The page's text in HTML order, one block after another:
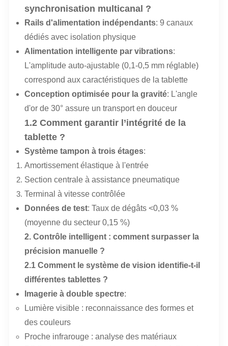
synchronisation multicanal ?
Rails d'alimentation indépendants: 9 canaux
dédiés avec isolation physique
Alimentation intelligente par vibrations:
L'amplitude auto-ajustable (0,1-0,5 mm réglable)
correspond aux caractéristiques de la tablette
Conception optimisée pour la gravité: L'angle
d'or de 30° assure un transport en douceur
1.2 Comment garantir l’intégrité de la
tablette ?
Système tampon à trois étages:
Amortissement élastique à l'entrée
Section centrale à assistance pneumatique
Terminal à vitesse contrôlée
Données de test: Taux de dégâts <0,03 %
(moyenne du secteur 0,15 %)
2. Contrôle intelligent : comment surpasser la
précision manuelle ?
2.1 Comment le système de vision identifie-t-il
différentes tablettes ?
Imagerie à double spectre:
Lumière visible : reconnaissance des formes et
des couleurs
Proche infrarouge : analyse des matériaux